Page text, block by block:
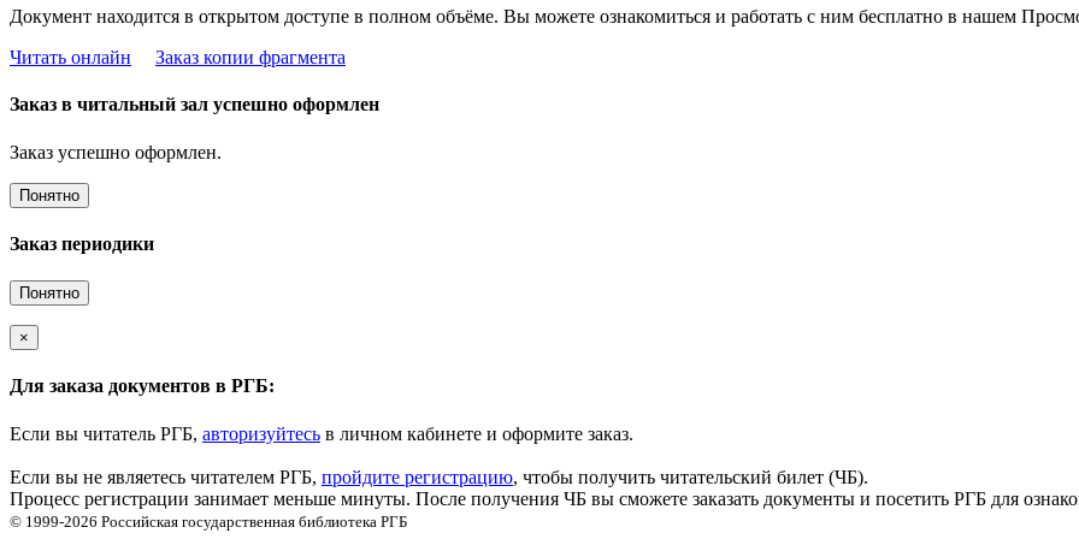
Документ находится в открытом доступе в полном объёме. Вы можете ознакомиться и работать с ним бесплатно в нашем
Читать онлайн
Заказ копии фрагмента
Заказ в читальный зал успешно оформлен
Заказ успешно оформлен.
Понятно
Заказ периодики
Понятно
×
Для заказа документов в РГБ:
Если вы читатель РГБ, авторизуйтесь в личном кабинете и оформите заказ.
Если вы не являетесь читателем РГБ, пройдите регистрацию, чтобы получить читательский билет (ЧБ).
Процесс регистрации занимает меньше минуты. После получения ЧБ вы сможете заказать документы и посетить РГБ для
© 1999-2026 Российская государственная библиотека РГБ